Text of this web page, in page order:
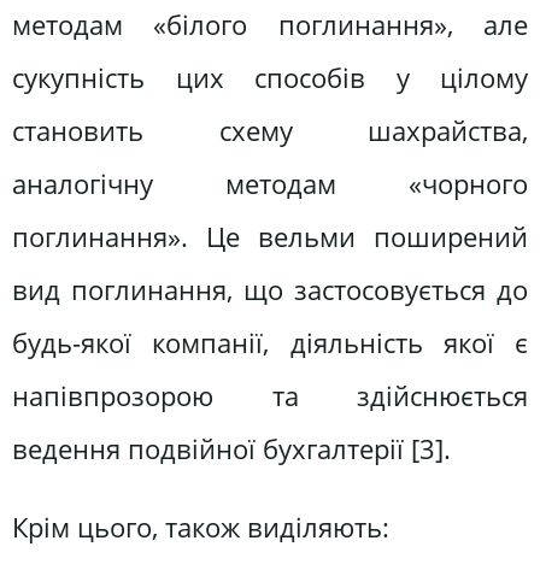
методам «білого поглинання», але
сукупність цих способів у цілому
становить схему шахрайства,
аналогічну методам «чорного
поглинання». Це вельми поширений
вид поглинання, що застосовується до
будь-якої компанії, діяльність якої є
напівпрозорою та здійснюється
ведення подвійної бухгалтерії [3].
Крім цього, також виділяють: